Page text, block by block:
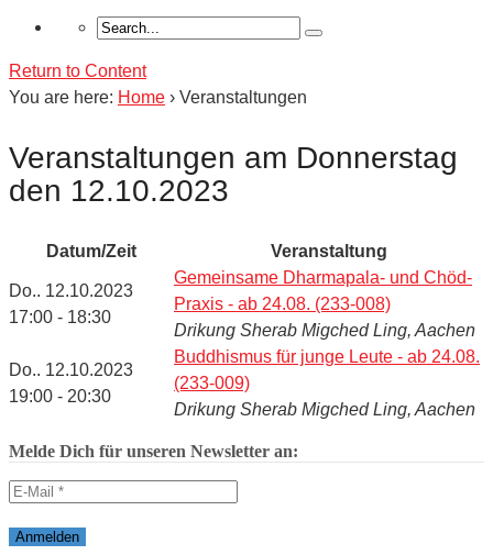
Return to Content
You are here: Home › Veranstaltungen
Veranstaltungen am Donnerstag
den 12.10.2023
Datum/Zeit Veranstaltung
Do.. 12.10.2023
17:00 - 18:30
Gemeinsame Dharmapala- und Chöd-
Praxis - ab 24.08. (233-008)
Drikung Sherab Migched Ling, Aachen
Do.. 12.10.2023
19:00 - 20:30
Buddhismus für junge Leute - ab 24.08.
(233-009)
Drikung Sherab Migched Ling, Aachen
Melde Dich für unseren Newsletter an: